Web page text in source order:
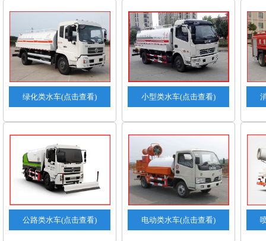
绿化类水车(点击查看) 小型类水车(点击查看)
公路类水车(点击查看) 电动类水车(点击查看)